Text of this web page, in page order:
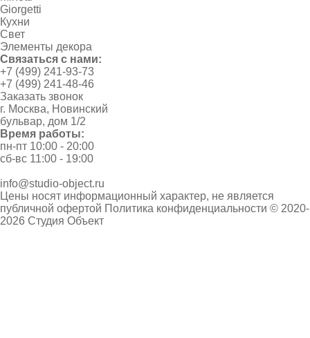
Giorgetti
Кухни
Свет
Элементы декора
Связаться с нами:
+7 (499) 241-93-73
+7 (499) 241-48-46
Заказать звонок
г. Москва, Новинский
бульвар, дом 1/2
Время работы:
пн-пт 10:00 - 20:00
сб-вс 11:00 - 19:00
info@studio-object.ru
Цены носят информационный характер, не является
публичной офертой Политика конфиденциальности © 2020-
2026 Студия Объект